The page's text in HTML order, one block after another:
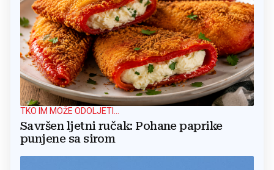
TKO IM MOŽE ODOLJETI...
Savršen ljetni ručak: Pohane paprike
punjene sa sirom